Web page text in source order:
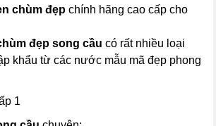
chùm đẹp chính hãng cao cấp cho
đẹpsong cầu có rất nhiều loại
khẩu từ các nước mẫu mã đẹp phong